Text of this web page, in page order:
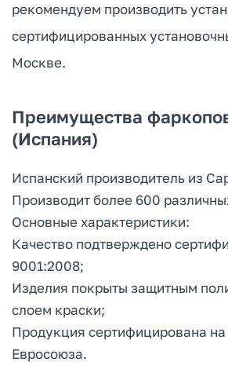
рекомендуем производить
сертифицированных
Москве.
Преимущества
(Испания)
Испанский производитель из
Производит более 600
Основные характеристики:
Качество подтверждено
9001:2008;
Изделия покрыты защитным
слоем краски;
Продукция сертифицирована на
Евросоюза.